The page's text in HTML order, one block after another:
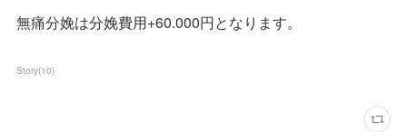
無痛分娩は分娩費用+60.000円となります。
Story(10)